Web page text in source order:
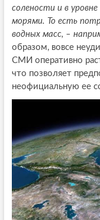
солености и в
морями. То есть
водных масс, –
образом, вовсе
СМИ оперативно
что позволяет
неофициальную ее